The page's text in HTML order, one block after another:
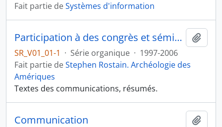
Fait partie deSystèmes d'information
Participation à des congrès et séminaires
SR_V01_01-1 · Série organique · 1997-2006
Fait partie deStephen Rostain. Archéologie des
Amériques
Textes des communications, résumés.
Communication